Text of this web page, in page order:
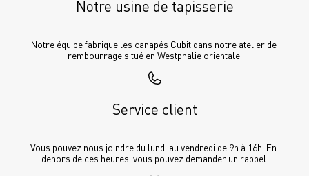
Notre usine de tapisserie
Notre équipe fabrique les canapés Cubit dans notre atelier de
rembourrage situé en Westphalie orientale.
Service client
Vous pouvez nous joindre du lundi au vendredi de 9h à 16h. En
dehors de ces heures, vous pouvez demander un rappel.